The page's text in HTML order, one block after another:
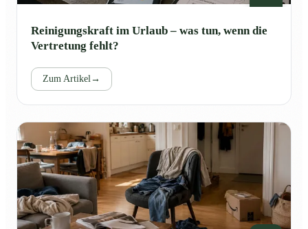
Reinigungskraft im Urlaub – was tun, wenn die
Vertretung fehlt?
Zum Artikel →